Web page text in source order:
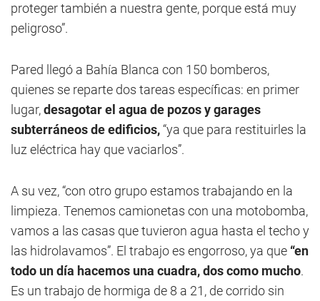
proteger también a nuestra gente, porque está muy
peligroso”.
Pared llegó a Bahía Blanca con 150 bomberos,
quienes se reparte dos tareas específicas: en primer
lugar,desagotar el agua de pozos y garages
subterráneos de edificios,“ya que para restituirles la
luz eléctrica hay que vaciarlos”.
A su vez, “con otro grupo estamos trabajando en la
limpieza. Tenemos camionetas con una motobomba,
vamos a las casas que tuvieron agua hasta el techo y
las hidrolavamos”. El trabajo es engorroso, ya que “en
todo un día hacemos una cuadra, dos como mucho.
Es un trabajo de hormiga de 8 a 21, de corrido sin